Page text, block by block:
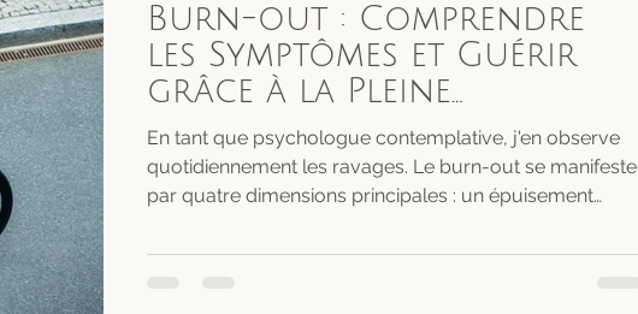
Burn-out : Comprendre
les Symptômes et Guérir
grâce à la Pleine
Conscience et une
Approche Contemplative
En tant que psychologue contemplative, j'en observe
quotidiennement les ravages. Le burn-out se manifeste
par quatre dimensions principales : un épuisement
une dépersonnalisation où l'on développe un